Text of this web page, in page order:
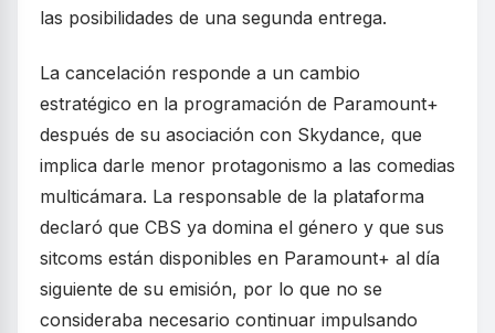
las posibilidades de una segunda entrega.
La cancelación responde a un cambio
estratégico en la programación de Paramount+
después de su asociación con Skydance, que
implica darle menor protagonismo a las comedias
multicámara. La responsable de la plataforma
declaró que CBS ya domina el género y que sus
sitcoms están disponibles en Paramount+ al día
siguiente de su emisión, por lo que no se
consideraba necesario continuar impulsando